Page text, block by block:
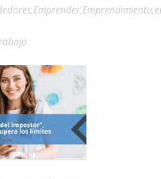
Emprender Emprendimiento